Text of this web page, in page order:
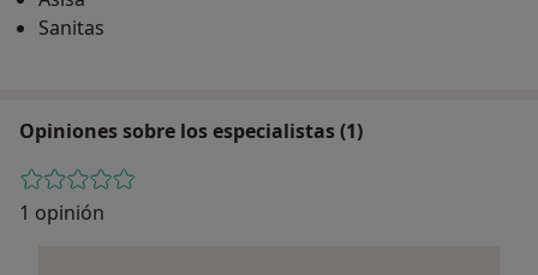
Sanitas
Opiniones sobre los especialistas (1)
1 opinión